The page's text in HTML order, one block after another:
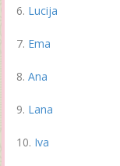
Lucija
Ema
Ana
Lana
Iva